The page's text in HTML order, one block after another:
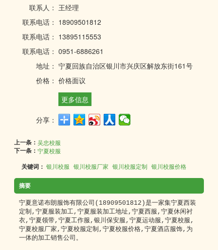
联系人： 王经理
联系电话： 18909501812
联系电话： 13895115553
联系电话： 0951-6886261
地址： 宁夏回族自治区银川市兴庆区解放东街161号
价格： 价格面议
更多信息
分享：
上一条：吴忠校服
下一条：宁夏校服
关键词：银川校服 银川校服厂家 银川校服定制 银川校服价格
摘要
宁夏意诺布朗服饰有限公司(18909501812)是一家集宁夏西装
定制,宁夏服装加工,宁夏服装加工地址,宁夏西服,宁夏休闲衬
衣,宁夏领带,宁夏工作服,银川保安服,宁夏运动服,宁夏校服,
宁夏校服厂家,宁夏校服定制,宁夏校服价格,宁夏酒店服饰,为
一体的加工销售公司。